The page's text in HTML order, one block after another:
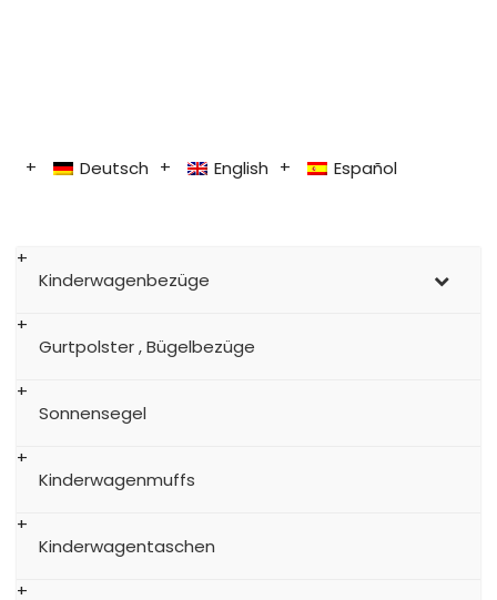
Deutsch English Español
Kinderwagenbezüge
Gurtpolster , Bügelbezüge
Sonnensegel
Kinderwagenmuffs
Kinderwagentaschen